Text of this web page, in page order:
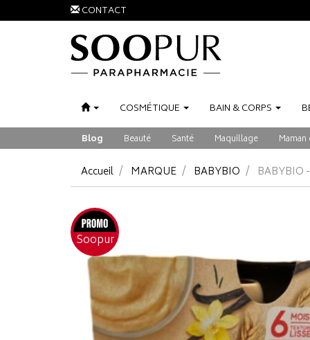
CONTACT
COSMÉTIQUE BAIN &CORPS
Blog Beauté Santé Maquillage
Accueil MARQUE BABYBIO BABYBIO
Soopur